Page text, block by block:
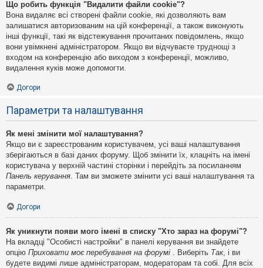
Що робить функція "Видалити файли cookie"?
Вона видаляє всі створені файли cookie, які дозволяють вам
залишатися авторизованим на цій конференції, а також виконують
інші функції, такі як відстежування прочитаних повідомлень, якщо
вони увімкнені адміністратором. Якщо ви відчуваєте труднощі з
входом на конференцію або виходом з конференції, можливо,
видалення куків може допомогти.
Догори
Параметри та налаштування
Як мені змінити мої налаштування?
Якщо ви є зареєстрованим користувачем, усі ваші налаштування
зберігаються в базі даних форуму. Щоб змінити їх, клацніть на імені
користувача у верхній частині сторінки і перейдіть за посиланням
Панель керування . Там ви зможете змінити усі ваші налаштування та
параметри.
Догори
Як уникнути появи мого імені в списку "Хто зараз на форумі"?
На вкладці "Особисті настройки" в панелі керування ви знайдете
опцію Приховати моє перебування на форумі . Виберіть Так, і ви
будете видимі лише адміністраторам, модераторам та собі. Для всіх